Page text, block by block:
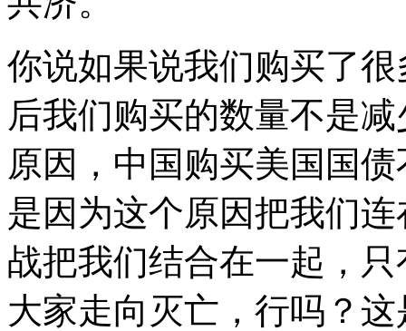
你说如果说我们购买了很
后我们购买的数量不是
原因，中国购买美国国
是因为这个原因把我们
战把我们结合在一起，
大家走向灭亡，行吗？